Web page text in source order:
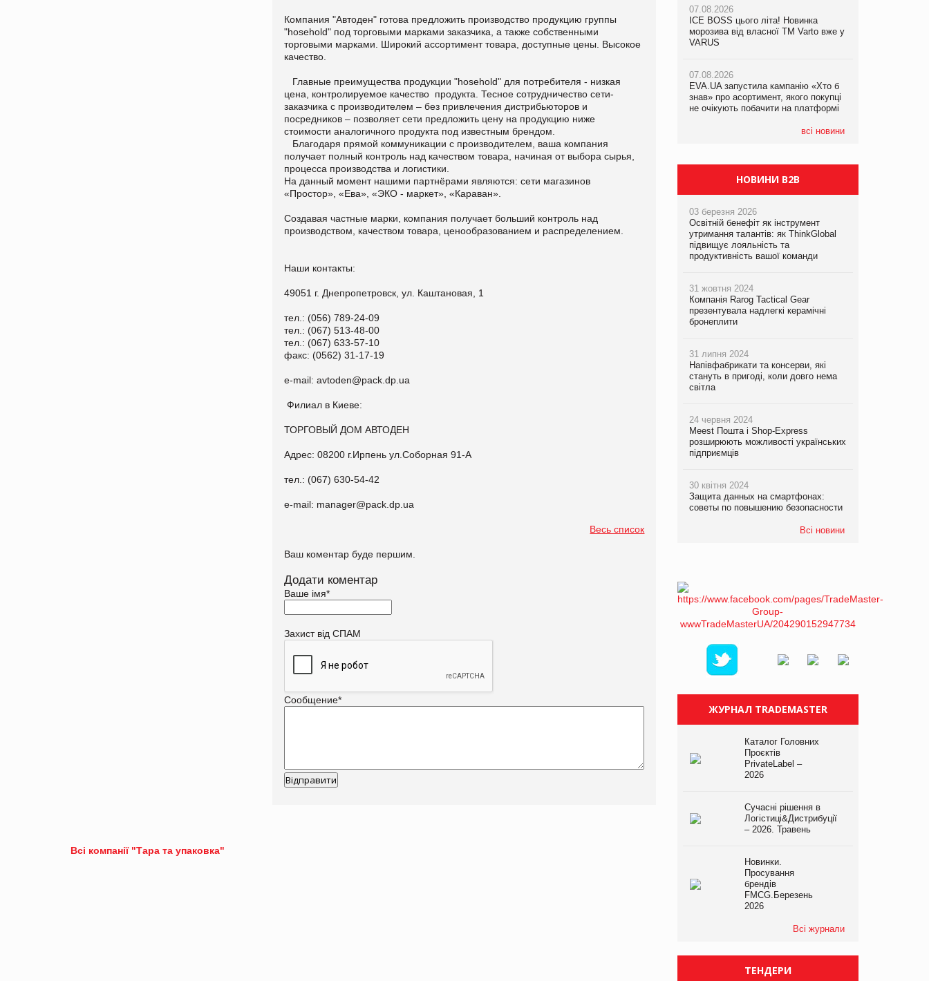
Компания "Автоден" готова предложить производство продукцию группы
"hosehold" под торговыми марками заказчика, а также собственными
торговыми марками. Широкий ассортимент товара, доступные цены. Высокое
качество.
Главные преимущества продукции "hosehold" для потребителя - низкая
цена, контролируемое качество продукта. Тесное сотрудничество сети-
заказчика с производителем – без привлечения дистрибьюторов и
посредников – позволяет сети предложить цену на продукцию ниже
стоимости аналогичного продукта под известным брендом.
Благодаря прямой коммуникации с производителем, ваша компания
получает полный контроль над качеством товара, начиная от выбора сырья,
процесса производства и логистики.
На данный момент нашими партнёрами являются: сети магазинов
«Простор», «Ева», «ЭКО - маркет», «Караван».
Создавая частные марки, компания получает больший контроль над
производством, качеством товара, ценообразованием и распределением.
Наши контакты:
49051 г. Днепропетровск, ул. Каштановая, 1
тел.: (056) 789-24-09
тел.: (067) 513-48-00
тел.: (067) 633-57-10
факс: (0562) 31-17-19
e-mail: avtoden@pack.dp.ua
Филиал в Киеве:
ТОРГОВЫЙ ДОМ АВТОДЕН
Адрес: 08200 г.Ирпень ул.Соборная 91-А
тел.: (067) 630-54-42
e-mail: manager@pack.dp.ua
Весь список
Ваш коментар буде першим.
Додати коментар
Ваше імя*
Захист від СПАМ
Сообщение*
Всі компанії "Тара та упаковка"
07.08.2026
ICE BOSS цього літа! Новинка
морозива від власної ТМ Varto вже у
VARUS
07.08.2026
EVA.UA запустила кампанію «Хто б
знав» про асортимент, якого покупці
не очікують побачити на платформі
всі новини
06.08.2026
Смачна новинка для хвостатих: у
VARUS з’явилися паучі Varto Paw
05.08.2026
Мережа супермаркетів VARUS купує
мережу магазинів формату
компанія налічуватиме 374 магазини
07.08.2026
Франція заборонила рекламні дзвінки
НОВИНИ B2B
03 березня 2026
Освітній бенефіт як інструмент
утримання талантів: як ThinkGlobal
підвищує лояльність та
продуктивність вашої команди
31 жовтня 2024
Компанія Rarog Tactical Gear
презентувала надлегкі керамічні
бронеплити
31 липня 2024
Напівфабрикати та консерви, які
стануть в пригоді, коли довго нема
світла
24 червня 2024
Meest Пошта і Shop-Express
розширюють можливості українських
підприємців
30 квітня 2024
Защита данных на смартфонах:
советы по повышению безопасности
Всі новини
ЖУРНАЛ TRADEMASTER
Каталог Головних
Проєктів
PrivateLabel –
2026
Сучасні рішення в
Логістиці&Дистрибуції
– 2026. Травень
Новинки.
Просування
брендів
FMCG.Березень
2026
Всі журнали
ТЕНДЕРИ